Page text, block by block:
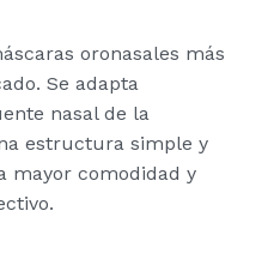
oronasales más
Se adapta
nasal de la
estructura simple y
mayor comodidad y